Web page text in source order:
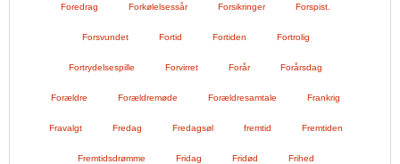
Foredrag Forkølelsessår Forsikringer Forspist.
Forsvundet Fortid Fortiden Fortrolig
Fortrydelsespille Forvirret Forår Forårsdag
Forældre Forældremøde Forældresamtale Frankrig
Fravalgt Fredag Fredagsøl fremtid Fremtiden
Fremtidsdrømme Fridag Fridød Frihed